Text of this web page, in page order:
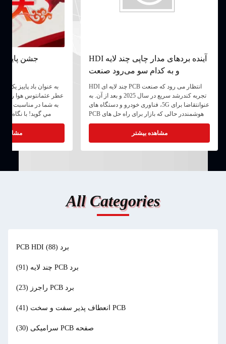
آینده بردهای مدار چاپی چند لایه HDI
و به کدام سو می‌رود صنعت
انتظار می رود که صنعت PCB چند لایه ای HDI
تجربه کندرشد سریع در سال 2025 و بعد از آن. به
عنوانتقاضا برای 5G، فناوری خودرو و دستگاه های
هوشمنددر حالی که بازار برای راه حل های PCB
چند لایه ای HDI همچنان در حال گسترش
است.کوچک سازی، استفاده از قطعات انعطاف
پذیر و استفاده از مواد پیشرفته.مدار LTبه عنوان
ی...
مشاهده بیشتر
جشن پاييز
به عنوان باد پاییز یک
عطر عثمانتوس هوا را پر
به شما در مناسبت جشن
مي گويد! با نگاه
پیشرفت کرده ایم، بر
دهیم، و یک اثر
مشاهده
All Categories
برد PCB HDI (88)
برد PCB چند لایه (91)
برد PCB راجرز (23)
PCB انعطاف پذیر سفت و سخت (41)
صفحه PCB سرامیکی (30)